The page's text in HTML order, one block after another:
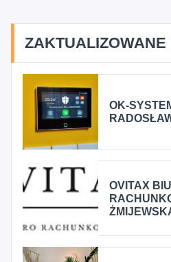
ZAKTUALIZOWANE
OK-
OVITAX